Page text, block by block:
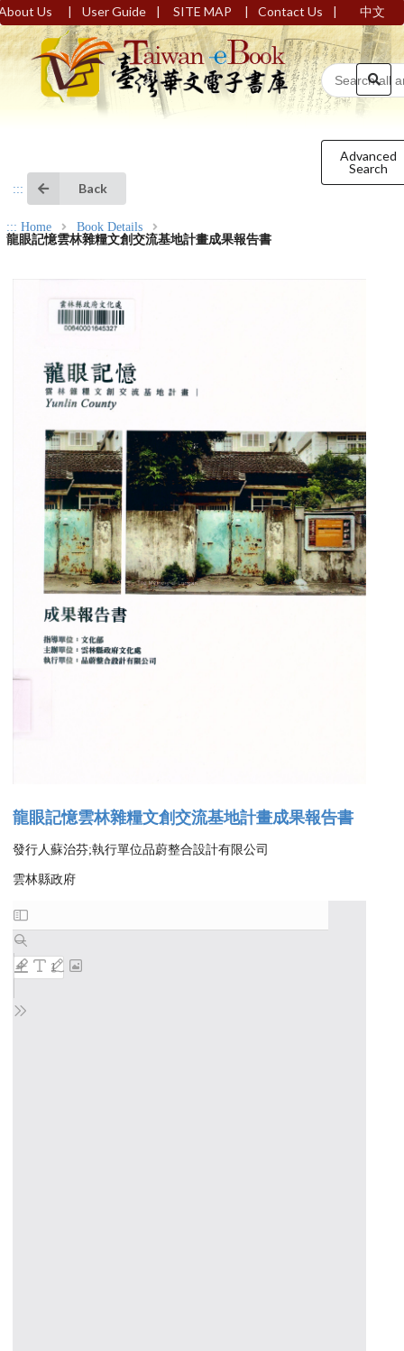
Us | User Guide | SITE MAP | Contact Us | 中文
Advanced
Search
::: Back
::: Home
Book Details
龍眼記憶雲林雜糧文創交流基地計畫成果報告書
龍眼記憶雲林雜糧文創交流基地計畫成果報告書
發行人蘇治芬;執行單位品蔚整合設計有限公司
雲林縣政府